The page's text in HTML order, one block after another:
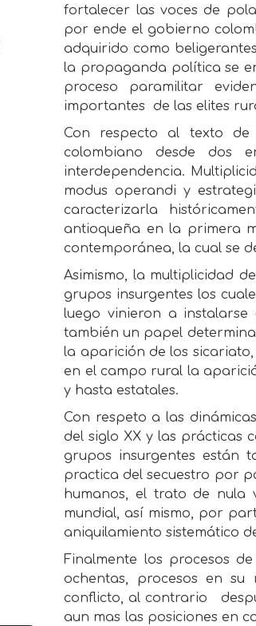
fortalecer las voces de
por ende el gobierno
adquirido como
la propaganda política se
proceso paramilitar
importantes
de las elites
Con respecto al texto de
colombiano desde dos
interdependencia.
modus operandi y
caracterizarla
antioqueña en la primera
contemporánea, la cual se
Asimismo, la multiplicidad
grupos insurgentes los
luego vinieron a
también un papel
la aparición de los
en el campo rural la
y hasta estatales.
Con respeto a las
del siglo XX y las prácticas
grupos insurgentes están
practica del secuestro por
humanos, el trato de nula
mundial, así mismo, por
aniquilamiento sistemático
Finalmente los procesos
ochentas, procesos en
conflicto, al contrario
aun mas las posiciones en